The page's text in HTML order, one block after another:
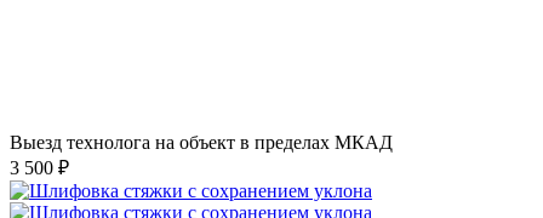
Выезд технолога на объект в пределах МКАД
3 500 ₽